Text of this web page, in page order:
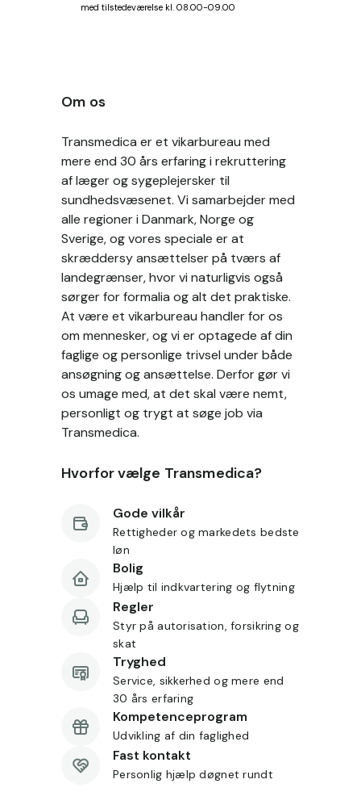
med tilstedeværelse kl. 08.00-09.00
Om os
Transmedica er et vikarbureau med
mere end 30 års erfaring i rekruttering
af læger og sygeplejersker til
sundhedsvæsenet. Vi samarbejder med
alle regioner i Danmark, Norge og
Sverige, og vores speciale er at
skræddersy ansættelser på tværs af
landegrænser, hvor vi naturligvis også
sørger for formalia og alt det praktiske.
At være et vikarbureau handler for os
om mennesker, og vi er optagede af din
faglige og personlige trivsel under både
ansøgning og ansættelse. Derfor gør vi
os umage med, at det skal være nemt,
personligt og trygt at søge job via
Transmedica.
Hvorfor vælge Transmedica?
Gode vilkår
Rettigheder og markedets bedste
løn
Bolig
Hjælp til indkvartering og flytning
Regler
Styr på autorisation, forsikring og
skat
Tryghed
Service, sikkerhed og mere end
30 års erfaring
Kompetenceprogram
Udvikling af din faglighed
Fast kontakt
Personlig hjælp døgnet rundt